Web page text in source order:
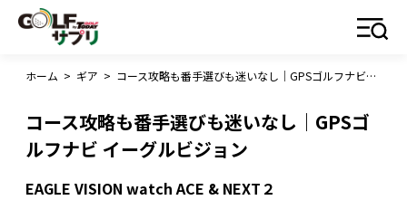
ホーム > ギア > コース攻略も番手選びも迷いなし｜GPSゴルフナビ イーグルビジョン
コース攻略も番手選びも迷いなし｜GPSゴ
ルフナビ イーグルビジョン
EAGLE VISION watch ACE & NEXT２